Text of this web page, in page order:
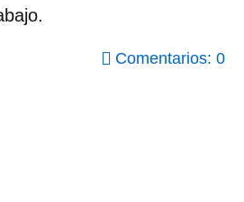
Comentarios: 0